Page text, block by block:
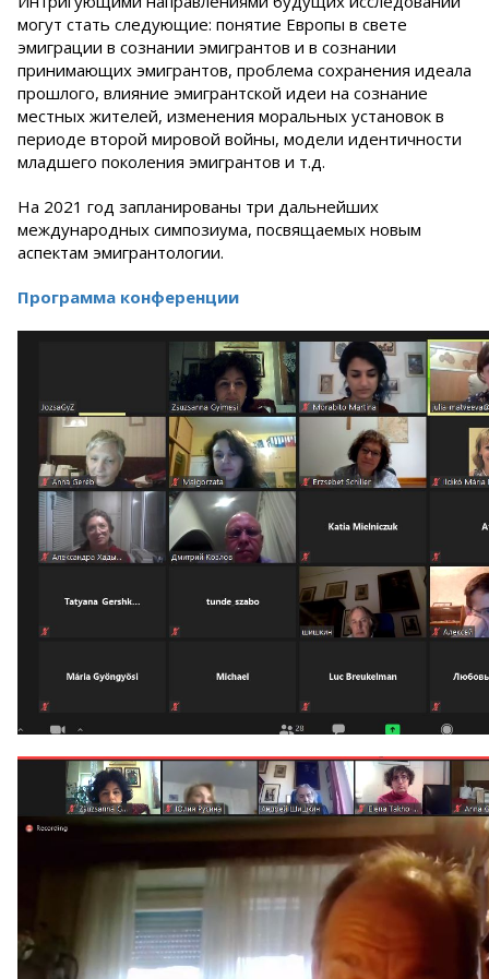
могут стать следующие: понятие Европы в свете
эмиграции в сознании эмигрантов и в сознании
принимающих эмигрантов, проблема сохранения идеала
прошлого, влияние эмигрантской идеи на сознание
местных жителей, изменения моральных установок в
периоде второй мировой войны, модели идентичности
младшего поколения эмигрантов и т.д.
На 2021 год запланированы три дальнейших
международных симпозиума, посвящаемых новым
аспектам эмигрантологии.
Программа конференции